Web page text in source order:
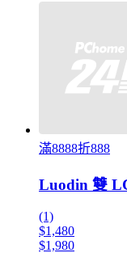
滿8888折888
Luodin 雙
(1)
$1,480
$1,980